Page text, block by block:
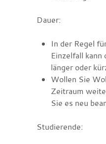
Dauer:
In der Regel
Einzelfall kann
länger oder
Wollen Sie
Zeitraum
Sie es neu
Studierende: